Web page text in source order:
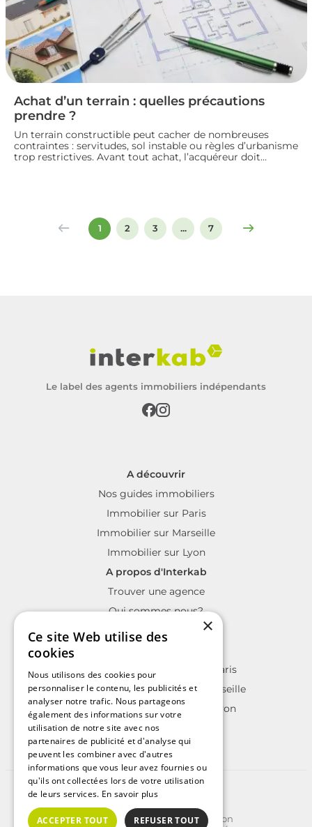
Achat d’un terrain : quelles précautions
prendre ?
Un terrain constructible peut cacher de nombreuses
contraintes : servitudes, sol instable ou règles d’urbanisme
trop restrictives. Avant tout achat, l’acquéreur doit
1 2 3 ... 7
Le label des agents immobiliers indépendants
A découvrir
Nos guides immobiliers
Immobilier sur Paris
Immobilier sur Marseille
Immobilier sur Lyon
A propos d'Interkab
Trouver une agence
Qui sommes nous?
La charte Interkab
Annonces immobilières sur Paris
Annonces immobilières sur Marseille
Annonces immobilières sur Lyon
©2025 | Tous droits réservés
Plan du site
Conditions Générales d'Utilisation
×
Ce site Web utilise des
cookies
Nous utilisons des cookies pour
personnaliser le contenu, les publicités et
analyser notre trafic. Nous partageons
également des informations sur votre
utilisation de notre site avec nos
partenaires de publicité et d'analyse qui
peuvent les combiner avec d'autres
informations que vous leur avez fournies ou
qu'ils ont collectées lors de votre utilisation
de leurs services. En savoir plus
ACCEPTER TOUT REFUSER TOUT